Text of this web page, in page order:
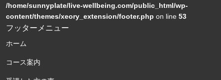
/home/sunnyplate/live-wellbeing.com/public_html/wp-
content/themes/xeory_extension/footer.php on line 53
フッターメニュー
ホーム
コース案内